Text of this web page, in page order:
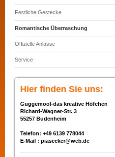
Festliche Gestecke
Romantische Überraschung
Offizielle Anlässe
Service
Hier finden Sie uns:
Guggemool-das kreative Höfchen
Richard-Wagner-Str. 3
55257 Budenheim
Telefon: +49 6139 778044
E-Mail : piasecker@web.de